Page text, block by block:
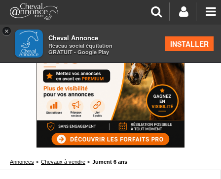
×
Cheval Annonce
Réseau social équitation
GRATUIT - Google Play
INSTALLER
Annonces > Chevaux à vendre > Jument 6 ans